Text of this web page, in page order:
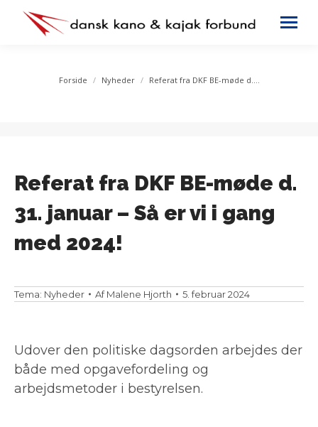
You are here:
Forside Nyheder Referat fra DKF BE-møde d.…
Referat fra DKF BE-møde d.
31. januar – Så er vi i gang
med 2024!
Tema: Nyheder AfMalene Hjorth 5. februar 2024
Udover den politiske dagsorden arbejdes der
både med opgavefordeling og
arbejdsmetoder i bestyrelsen.